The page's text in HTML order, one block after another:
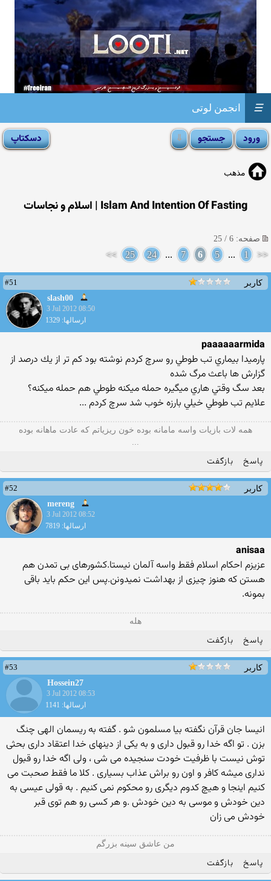
انجمن لوتی ☰
مذهب
Islam And Intention Of Fasting | اسلام و نجاسات
صفحه: 6 / 25
<<
1
...
5
6
7
...
24
25
>>
کاربر
#51
slash00
3 Jul 2012 08:50
ارسالها: 1329
paaaaaarmida
پارميدا بيماري تب طوطي رو سرچ كردم نوشته بود كم تر از يك درصد از
گزارش ها باعث مرگ شده
بعد سگ وقتي هاري ميگيره حمله ميكنه طوطي هم حمله ميكنه؟
علايم تب طوطي خيلي بارزه خوب شد سرچ كردم ...
همه لات بازیات واسه مامانه بوده خون ریزیاتم که عادت ماهانه بوده
...
پاسخ بازگفت
کاربر
#52
mereng
3 Jul 2012 08:52
ارسالها: 7819
anisaa
عزیزم احکام اسلام فقط واسه آلمان نیستا.کشورهای بی تمدن هم
هستن که هنوز چیزی از بهداشت نمیدونن.پس این حکم باید باقی
بمونه.
هله
پاسخ بازگفت
کاربر
#53
Hossein27
3 Jul 2012 08:53
ارسالها: 1141
انیسا جان قرآن نگفته بیا مسلمون شو . گفته به ریسمان الهی چنگ
بزن . تو اگه خدا رو قبول داری و به یکی از دینهای خدا اعتقاد داری بحثی
توش نیست با ظرفیت خودت سنجیده می شی ، ولی اگه خدا رو قبول
نداری میشه کافر و اون رو براش عذاب بسیاری . کلا ما فقط صحبت می
کنیم اینجا و هیچ کدوم دیگری رو محکوم نمی کنیم . به قولی عیسی به
دین خودش و موسی به دین خودش .و هر کسی رو هم توی قبر
خودش می زان
من عاشق سینه بزرگم
پاسخ بازگفت